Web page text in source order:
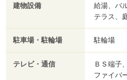
建物設備
給湯、バ
テラス、
駐車場・駐輪場 駐輪場
テレビ・通信
ＢＳ端子
ファイバ